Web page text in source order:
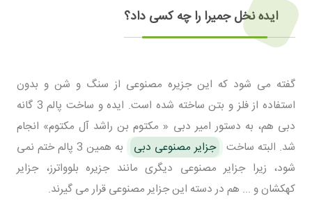
ایده نخل جمیرا را چه کسی داد؟
گفته می شود که این جزیره مصنوعی از سنگ و شن و بدون
استفاده از فلز و بتن ساخته شده است. ایده و ساخت پالم 3 گانه
دبی هم، به دستور امیر دبی « مکتوم بن راشد آل مکتوم» انجام
شد. البته ساخت جزایر مصنوعی دبی
به همین 3 پالم ختم نمی
شود، زیرا جزایر مصنوعی دیگری مانند جزیره بلوواترز، جزایر
کهکشان و ... هم در دسته این جزایر مصنوعی قرار می گیرند.